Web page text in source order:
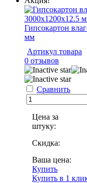
Гипсокартон
мм
Артикул товара
0 отзывов
Сравнить
Цена за
штуку:
Скидка:
Ваша цена:
Купить
Купить в 1